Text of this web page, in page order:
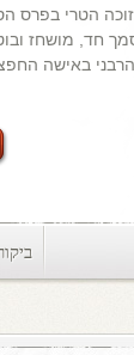
הטרי בפרס
חד, מושחז
הרבני באישה